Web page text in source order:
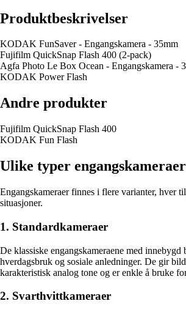
Produktbeskrivelser
KODAK FunSaver - Engangskamera - 35mm
Fujifilm QuickSnap Flash 400 (2-pack)
Agfa Photo Le Box Ocean - Engangskamera -
KODAK Power Flash
Andre produkter
Fujifilm QuickSnap Flash 400
KODAK Fun Flash
Ulike typer engangskameraer
Engangskameraer finnes i flere varianter, hver
situasjoner.
1. Standardkameraer
De klassiske engangskameraene med innebygd
hverdagsbruk og sosiale anledninger. De gir
karakteristisk analog tone og er enkle å bruke
2. Svarthvittkameraer